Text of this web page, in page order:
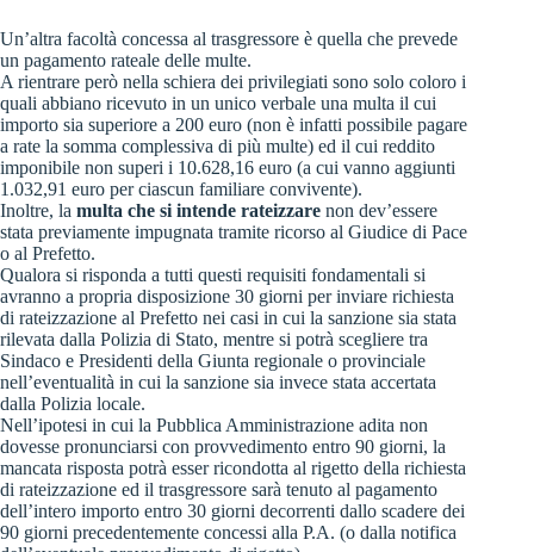
Un’altra facoltà concessa al trasgressore è quella che prevede
un pagamento rateale delle multe.
A rientrare però nella schiera dei privilegiati sono solo coloro i
quali abbiano ricevuto in un unico verbale una multa il cui
importo sia superiore a 200 euro (non è infatti possibile pagare
a rate la somma complessiva di più multe) ed il cui reddito
imponibile non superi i 10.628,16 euro (a cui vanno aggiunti
1.032,91 euro per ciascun familiare convivente).
Inoltre, la multa che si intende rateizzare non dev’essere
stata previamente impugnata tramite ricorso al Giudice di Pace
o al Prefetto.
Qualora si risponda a tutti questi requisiti fondamentali si
avranno a propria disposizione 30 giorni per inviare richiesta
di rateizzazione al Prefetto nei casi in cui la sanzione sia stata
rilevata dalla Polizia di Stato, mentre si potrà scegliere tra
Sindaco e Presidenti della Giunta regionale o provinciale
nell’eventualità in cui la sanzione sia invece stata accertata
dalla Polizia locale.
Nell’ipotesi in cui la Pubblica Amministrazione adita non
dovesse pronunciarsi con provvedimento entro 90 giorni, la
mancata risposta potrà esser ricondotta al rigetto della richiesta
di rateizzazione ed il trasgressore sarà tenuto al pagamento
dell’intero importo entro 30 giorni decorrenti dallo scadere dei
90 giorni precedentemente concessi alla P.A. (o dalla notifica